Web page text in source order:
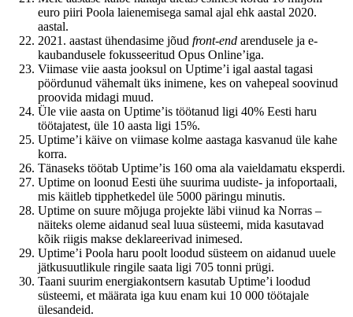
euro piiri Poola laienemisega samal ajal ehk aastal 2020.
aastal.
2021. aastast ühendasime jõud front-end arendusele ja e-
kaubandusele fokusseeritud Opus Online’iga.
Viimase viie aasta jooksul on Uptime’i igal aastal tagasi
pöördunud vähemalt üks inimene, kes on vahepeal soovinud
proovida midagi muud.
Üle viie aasta on Uptime’is töötanud ligi 40% Eesti haru
töötajatest, üle 10 aasta ligi 15%.
Uptime’i käive on viimase kolme aastaga kasvanud üle kahe
korra.
Tänaseks töötab Uptime’is 160 oma ala vaieldamatu eksperdi.
Uptime on loonud Eesti ühe suurima uudiste- ja infoportaali,
mis käitleb tipphetkedel üle 5000 päringu minutis.
Uptime on suure mõjuga projekte läbi viinud ka Norras –
näiteks oleme aidanud seal luua süsteemi, mida kasutavad
kõik riigis makse deklareerivad inimesed.
Uptime’i Poola haru poolt loodud süsteem on aidanud uuele
jätkusuutlikule ringile saata ligi 705 tonni prügi.
Taani suurim energiakontsern kasutab Uptime’i loodud
süsteemi, et määrata iga kuu enam kui 10 000 töötajale
ülesandeid.